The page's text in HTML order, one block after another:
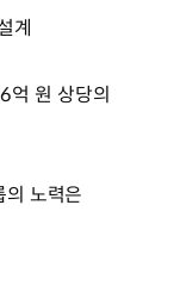
계
억 원 상당의
의 노력은